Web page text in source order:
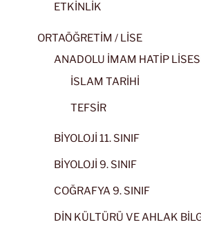
ETKİNLİK
ORTAÖĞRETİM / LİSE
ANADOLU İMAM HATİP LİSESİ
İSLAM TARİHİ
TEFSİR
BİYOLOJİ 11. SINIF
BİYOLOJİ 9. SINIF
COĞRAFYA 9. SINIF
DİN KÜLTÜRÜ VE AHLAK